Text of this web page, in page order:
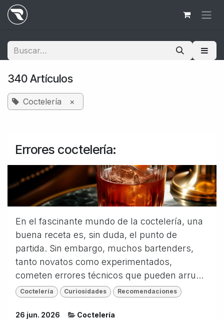
Ir al contenido
340 Artículos
Coctelería ×
Errores coctelería:
En el fascinante mundo de la coctelería, una
buena receta es, sin duda, el punto de
partida. Sin embargo, muchos bartenders,
tanto novatos como experimentados,
cometen errores técnicos que pueden arru...
Coctelería Curiosidades Recomendaciones
26 jun. 2026 Coctelería